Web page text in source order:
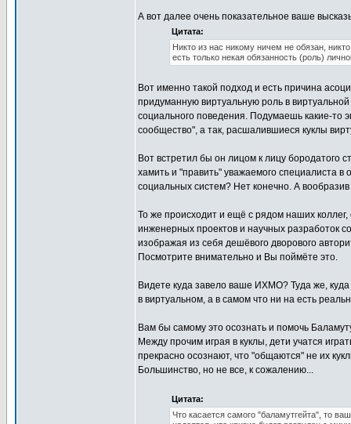
А вот далее очень показательное ваше
Цитата:
Никто из нас никому ничем не обязан,
есть только некая обязанность (роль)
Вот именно такой подход и есть причина
придуманную виртуальную роль в
социального поведения. Подумаешь какие-то
сообщество", а так, расшалившиеся куклы
Вот встретил бы он лицом к лицу
хамить и "править" уважаемого специалиста
социальных систем? Нет конечно. А
То же происходит и ещё с рядом наших коллег,
инженерных проектов и научных разработок
изображая из себя дешёвого дворового
Посмотрите внимательно и Вы поймёте это.
Видете куда завело ваше ИХМО? Туда же, куда
в виртуальном, а в самом что ни на есть
Вам бы самому это осознать и помочь
Между прочим играя в куклы, дети учатся
прекрасно осознают, что "общаются" не их
Большинство, но не все, к сожалению...
Цитата:
Что касается самого "баламутгейта", то